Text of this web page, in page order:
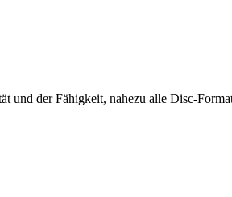
und der Fähigkeit, nahezu alle Disc-